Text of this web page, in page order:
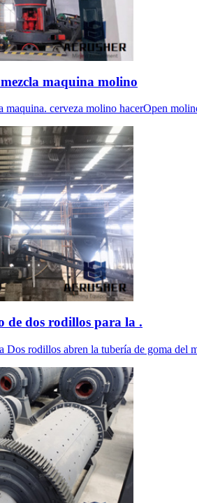
maquina molino
maquina. cerveza molino hacerOpen
de dos rodillos para la .
Dos rodillos abren la tubería de goma